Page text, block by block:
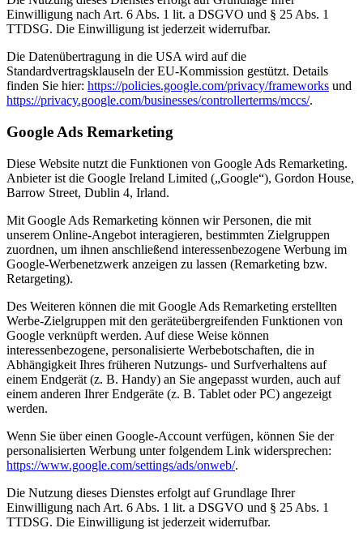
Einwilligung nach Art. 6 Abs. 1 lit. a DSGVO und § 25 Abs. 1
TTDSG. Die Einwilligung ist jederzeit widerrufbar.
Die Datenübertragung in die USA wird auf die
Standardvertragsklauseln der EU-Kommission gestützt. Details
finden Sie hier: https://policies.google.com/privacy/frameworks und
https://privacy.google.com/businesses/controllerterms/mccs/.
Google Ads Remarketing
Diese Website nutzt die Funktionen von Google Ads Remarketing.
Anbieter ist die Google Ireland Limited („Google“), Gordon House,
Barrow Street, Dublin 4, Irland.
Mit Google Ads Remarketing können wir Personen, die mit
unserem Online-Angebot interagieren, bestimmten Zielgruppen
zuordnen, um ihnen anschließend interessenbezogene Werbung im
Google-Werbenetzwerk anzeigen zu lassen (Remarketing bzw.
Retargeting).
Des Weiteren können die mit Google Ads Remarketing erstellten
Werbe-Zielgruppen mit den geräteübergreifenden Funktionen von
Google verknüpft werden. Auf diese Weise können
interessenbezogene, personalisierte Werbebotschaften, die in
Abhängigkeit Ihres früheren Nutzungs- und Surfverhaltens auf
einem Endgerät (z. B. Handy) an Sie angepasst wurden, auch auf
einem anderen Ihrer Endgeräte (z. B. Tablet oder PC) angezeigt
werden.
Wenn Sie über einen Google-Account verfügen, können Sie der
personalisierten Werbung unter folgendem Link widersprechen:
https://www.google.com/settings/ads/onweb/.
Die Nutzung dieses Dienstes erfolgt auf Grundlage Ihrer
Einwilligung nach Art. 6 Abs. 1 lit. a DSGVO und § 25 Abs. 1
TTDSG. Die Einwilligung ist jederzeit widerrufbar.